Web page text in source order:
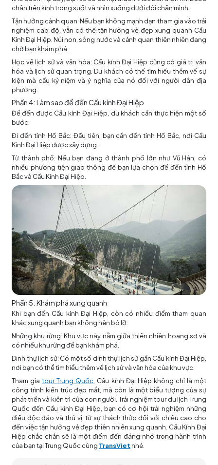
chân trên kính trong suốt và nhìn xuống dưới đôi chân mình.
Tận hưởng cảnh quan: Nếu bạn không mạnh dạn tham gia vào trải
nghiệm cao độ, vẫn có thể tận hưởng vẻ đẹp xung quanh Cầu
Kính Đại Hiệp. Núi non, sông nước và cảnh quan thiên nhiên đang
chờ bạn khám phá.
Học về lịch sử và văn hóa: Cầu kính Đại Hiệp cũng có giá trị văn
hóa và lịch sử quan trọng. Du khách có thể tìm hiểu thêm về sự
kiện mà cầu kỷ niệm và ý nghĩa của nó đối với người dân địa
phương.
Phần 4: Làm sao để đến Cầu kính Đại Hiệp
Để đến được Cầu kính Đại Hiệp, du khách cần thực hiện một số
bước:
Đi đến tỉnh Hồ Bắc: Đầu tiên, bạn cần đến tỉnh Hồ Bắc, nơi Cầu
Kính Đại Hiệp được xây dựng.
Từ thành phố: Nếu bạn đang ở thành phố lớn như Vũ Hán, có
nhiều phương tiện giao thông để bạn lựa chọn để đến tỉnh Hồ
Bắc và Cầu Kính Đại Hiệp.
Phần 5: Khám phá xung quanh
Khi bạn đến Cầu kính Đại Hiệp, còn có nhiều điểm tham quan
khác xung quanh bạn không nên bỏ lỡ:
Những khu rừng: Khu vực này nằm giữa thiên nhiên hoang sơ và
có nhiều khu rừng để bạn khám phá.
Dinh thự lịch sử: Có một số dinh thự lịch sử gần Cầu kính Đại Hiệp,
nơi bạn có thể tìm hiểu thêm về lịch sử và văn hóa của khu vực.
Tham giatour Trung Quốc , Cầu kính Đại Hiệp không chỉ là một
công trình kiến trúc đẹp mắt, mà còn là một biểu tượng của sự
phát triển và kiên trì của con người. Trải nghiệm tour du lịch Trung
Quốc đến Cầu kính Đại Hiệp, bạn có cơ hội trải nghiệm những
điều độc đáo và thú vị, từ sự thách thức đối với chiều cao cho
đến việc tận hưởng vẻ đẹp thiên nhiên xung quanh. Cầu Kính Đại
Hiệp chắc chắn sẽ là một điểm đến đáng nhớ trong hành trình
của bạn tại Trung Quốc cùng TransVietnhé.